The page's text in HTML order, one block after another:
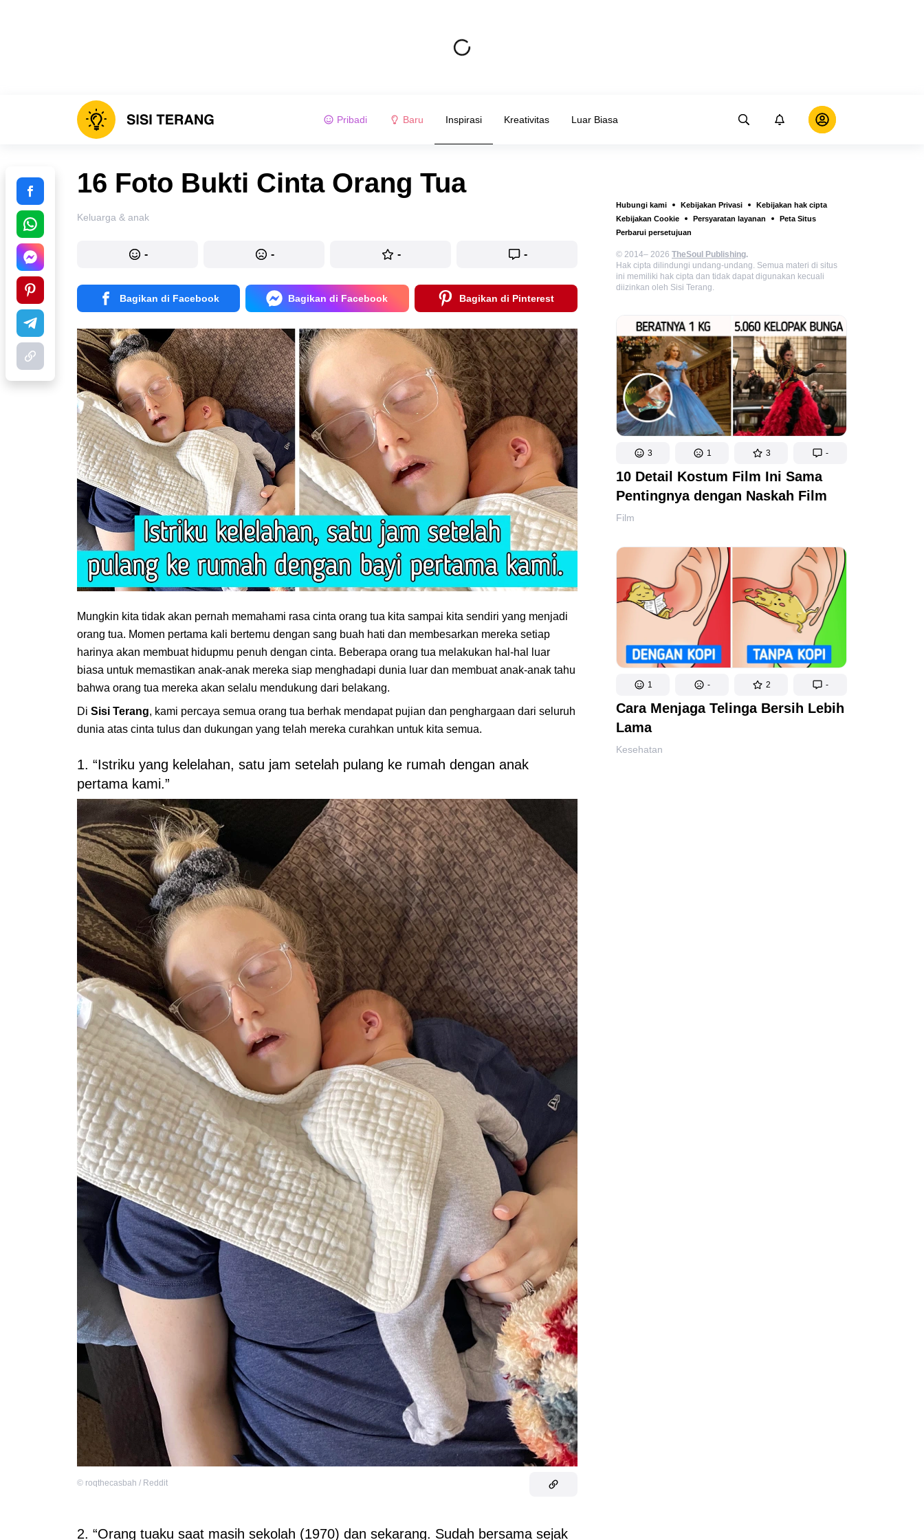
Pribadi Baru Inspirasi Kreativitas Luar Biasa
Hubungi kami Kebijakan Privasi
Kebijakan hak cipta
Kebijakan Cookie
Persyaratan layanan
Peta Situs
Perbarui persetujuan
© 2014– 2026 TheSoul Publishing.
Hak cipta dilindungi undang-undang. Semua materi di situs
ini memiliki hak cipta dan tidak dapat digunakan kecuali
diizinkan oleh Sisi Terang.
3 1 3 -
10 Detail Kostum Film Ini Sama
Pentingnya dengan Naskah Film
Film
1 - 2 -
Cara Menjaga Telinga Bersih Lebih
Lama
Kesehatan
16 Foto Bukti Cinta Orang Tua
Keluarga & anak
- - - -
Bagikan di Facebook Bagikan di Facebook Bagikan di Pinterest
Mungkin kita tidak akan pernah memahami rasa cinta orang tua kita sampai kita sendiri yang menjadi
orang tua. Momen pertama kali bertemu dengan sang buah hati dan membesarkan mereka setiap
harinya akan membuat hidupmu penuh dengan cinta. Beberapa orang tua melakukan hal-hal luar
biasa untuk memastikan anak-anak mereka siap menghadapi dunia luar dan membuat anak-anak tahu
bahwa orang tua mereka akan selalu mendukung dari belakang.
Di Sisi Terang, kami percaya semua orang tua berhak mendapat pujian dan penghargaan dari seluruh
dunia atas cinta tulus dan dukungan yang telah mereka curahkan untuk kita semua.
1. “Istriku yang kelelahan, satu jam setelah pulang ke rumah dengan anak
pertama kami.”
© roqthecasbah / Reddit
2. “Orang tuaku saat masih sekolah (1970) dan sekarang. Sudah bersama sejak